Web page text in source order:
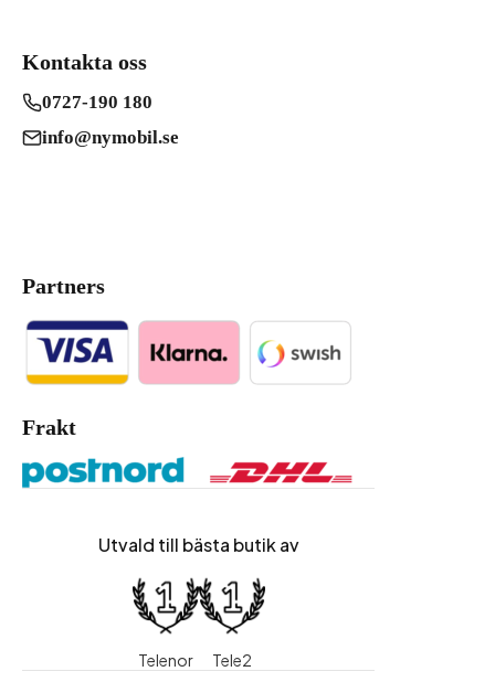
Kontakta oss
0727-190 180
info@nymobil.se
Partners
Frakt
Utvald till bästa butik av
Telenor Tele2